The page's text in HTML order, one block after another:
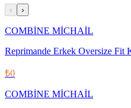
‹ ›
COMBİNE MİCHAİL
Reprimande Erkek Oversize Fit
₺0
COMBİNE MİCHAİL